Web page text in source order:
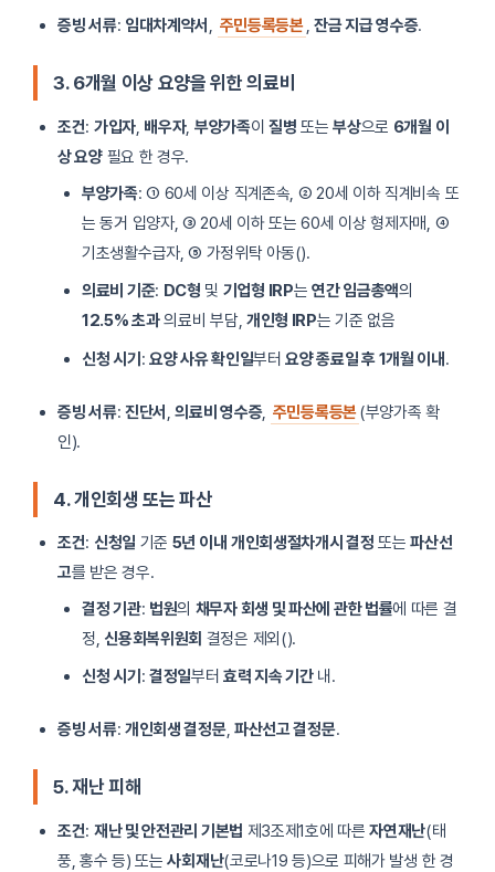
증빙 서류: 임대차계약서 , 주민등록등본,잔금 지급 영수증.
3. 6개월 이상 요양을 위한 의료비
조건: 가입자, 배우자, 부양가족이질병 또는부상으로 6개월 이
상 요양필요 한 경우.
부양가족: ① 60세 이상 직계존속, ② 20세 이하 직계비속 또
는 동거 입양자, ③ 20세 이하 또는 60세 이상 형제자매, ④
기초생활수급자, ⑤ 가정위탁 아동().
의료비 기준: DC형 및 기업형 IRP는연간 임금총액의
12.5% 초과의료비 부담, 개인형 IRP는 기준 없음
신청 시기 : 요양 사유 확인일부터요양 종료일 후 1개월 이내.
증빙 서류: 진단서 ,의료비 영수증, 주민등록등본(부양가족 확
인).
4. 개인회생 또는 파산
조건: 신청일 기준 5년 이내 개인회생절차개시 결정 또는파산선
고를 받은 경우.
결정 기관: 법원의 채무자 회생 및 파산에 관한 법률에 따른 결
정, 신용회복위원회 결정은 제외().
신청 시기 : 결정일부터효력 지속 기간내.
증빙 서류: 개인회생 결정문, 파산선고 결정문.
5. 재난 피해
조건: 재난 및 안전관리 기본법 제3조제1호에 따른자연재난(태
풍, 홍수 등) 또는사회재난(코로나19 등)으로 피해가 발생 한 경